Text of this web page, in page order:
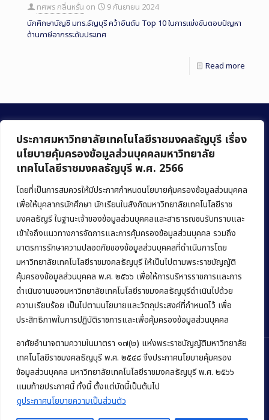
ประกาศมหาวิทยาลัยเทคโนโลยีราชมงคลธัญบุรี เรื่อง
นโยบายคุ้มครองข้อมูลส่วนบุคคลมหาวิทยาลัย
เทคโนโลยีราชมงคลธัญบุรี พ.ศ. 2566
โดยที่เป็นการสมควรให้มีประกาศกำหนดนโยบายคุ้มครองข้อมูลส่วนบุคคล
เพื่อให้บุคลากรนักศึกษา นักเรียนในสังกัดมหาวิทยาลัยเทคโนโลยีราช
มงคลธัญรี ในฐานะเจ้าของข้อมูลส่วนบุคคลและสาธารณชนรับทราบและ
เข้าใจถึงแนวทางการจัดการและการคุ้มครองข้อมูลส่วนบุคคล รวมถึง
มาตรการรักษาความปลอดภัยของข้อมูลส่วนบุคคลที่ดำเนินการโดย
มหาวิทยาลัยเทคโนโลยีราชมงคลธัญบุรี ให้เป็นไปตามพระราชบัญญัติ
คุ้มครองข้อมูลส่วนบุคคล พ.ศ. ๒๕๖๖ เพื่อให้การบริหารราชการและการ
ดำเนินงานของมหาวิทยาลัยเทคโนโลยีราชมงคลธัญบุรีดำเนินไปด้วย
ความเรียบร้อย เป็นไปตามนโยบายและวัตถุประสงค์ที่กำหนดไว้ เพื่อ
ประสิทธิภาพในการปฏิบัติราชการและเพื่อคุ้มครองข้อมูลส่วนบุคคล
อาศัยอำนาจตามความในมาตรา ๑๗(๒) แห่งพระราชบัญญัติมหาวิทยาลัย
เทคโนโลยีราชมงคลธัญบุรี พ.ศ. ๒๕๔๘ จึงประกาศนโยบายคุ้มครอง
ข้อมูลส่วนบุคคล มหาวิทยาลัยเทคโนโลยีราชมงคลธัญบุรี พ.ศ. ๒๕๖๖
แนบท้ายประกาศนี้ ทั้งนี้ ตั้งแต่บัดนี้เป็นต้นไป
ดูประกาศนโยบายความเป็นส่วนตัว
ทศพร กลิ่นหรั่น on
9 กันยายน 2024
นักศึกษาบัญชี มทร.ธัญบุรี คว้าอันดับ Top 10 ในการแข่งขันตอบปัญหา
ด้านภาษีอากรระดับประเทศ
Read more
คณะบริหารธุรกิจ
มหาวิทยาลัยเทคโนโลยีราชมงคลธัญบุรี
39 หมู่ 1 ถนนรังสิต-นครนายก ตำบลคลองหก
อำเภอคลองหลวง จังหวัดปทุมธานี 12120
Phone:+66 (0) 2549 3243,+66 (0) 2549 3241
E-mail:bus@rmutt.ac.th
Copyright © 2022 คณะบริหารธุรกิจ มหาวิทยาลัยเทคโนโลยีราชมงคล
ธัญบุรี